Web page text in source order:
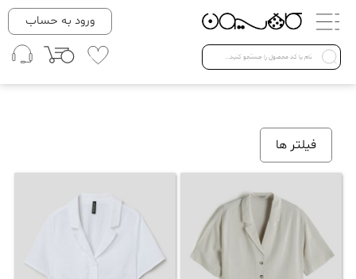
دسته بندی ها
Open submenu ( لباس زنانه )
لباس زنانه
Open submenu ( لباس کودک )
لباس کودک
فروش ویژه
ورود به حساب
فیلتر ها